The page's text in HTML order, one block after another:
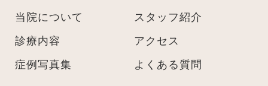
当院について
診療内容
症例写真集
スタッフ紹介
アクセス
よくある質問